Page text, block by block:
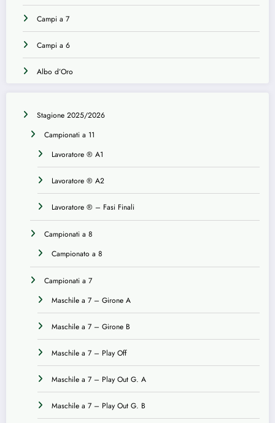
Campi a 7
Campi a 6
Albo d’Oro
Stagione 2025/2026
Campionati a 11
Lavoratore ® A1
Lavoratore ® A2
Lavoratore ® – Fasi Finali
Campionati a 8
Campionato a 8
Campionati a 7
Maschile a 7 – Girone A
Maschile a 7 – Girone B
Maschile a 7 – Play Off
Maschile a 7 – Play Out G. A
Maschile a 7 – Play Out G. B